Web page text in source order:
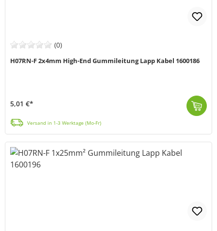
(0)
H07RN-F 2x4mm High-End Gummileitung Lapp Kabel 1600186
5,01 €*
Versand in 1-3 Werktage (Mo-Fr)